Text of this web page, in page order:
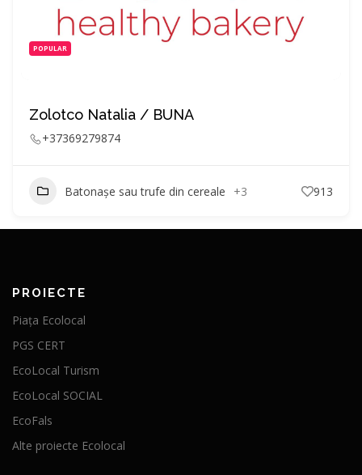
POPULAR
Zolotco Natalia / BUNA
+37369279874
Batonașe sau trufe din cereale +3 913
PROIECTE
Piața Ecolocal
PGS CERT
EcoLocal Turism
EcoLocal SOCIAL
EcoFals
Alte proiecte Ecolocal